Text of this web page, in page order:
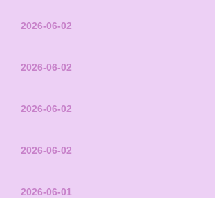
2026-06-02
2026-06-02
2026-06-02
2026-06-02
2026-06-01